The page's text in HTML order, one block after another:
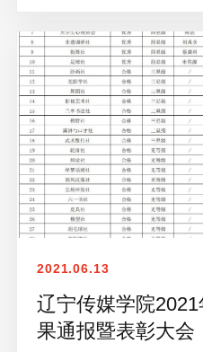
2021.06.13
辽宁传媒学院
果通报暨表彰大会